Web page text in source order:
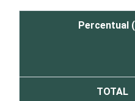
Percentual
TOTAL